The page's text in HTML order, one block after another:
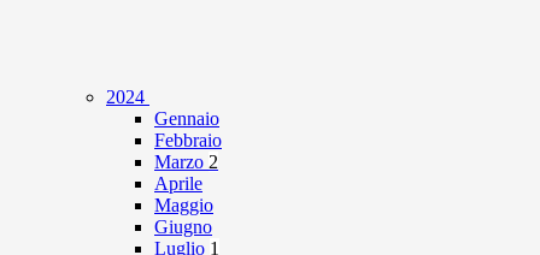
2024
Gennaio
Febbraio
Marzo 2
Aprile
Maggio
Giugno
Luglio 1